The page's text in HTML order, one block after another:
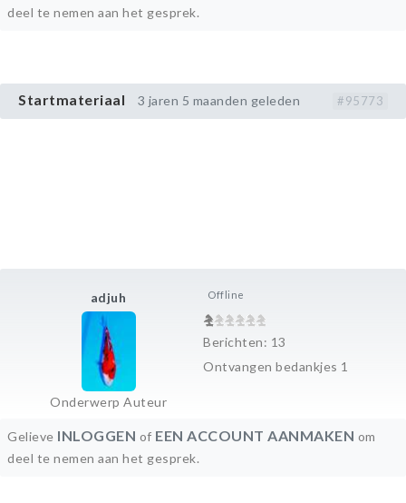
deel te nemen aan het gesprek.
Startmateriaal 3 jaren 5 maanden geleden #95773
adjuh
Onderwerp Auteur
Offline
Berichten: 13
Ontvangen bedankjes 1
Gelieve INLOGGEN of EEN ACCOUNT AANMAKEN om
deel te nemen aan het gesprek.